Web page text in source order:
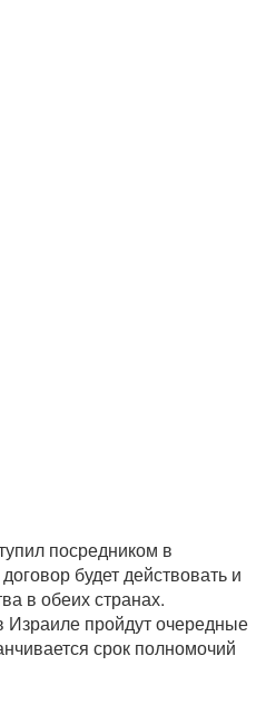
посредником в
будет действовать и
в обеих странах.
Израиле пройдут очередные
срок полномочий